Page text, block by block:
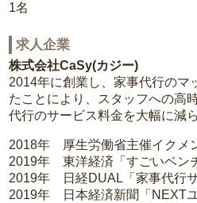
1名
求人企業
株式会社CaSy(カジー)
2014年に創業し、家事代行のマ
たことにより、スタッフへの高
代行のサービス料金を大幅に減
2018年 厚生労働省主催イクメ
2019年 東洋経済「すごいベン
2019年 日経DUAL「家事代行
2019年 日本経済新聞「NEXT